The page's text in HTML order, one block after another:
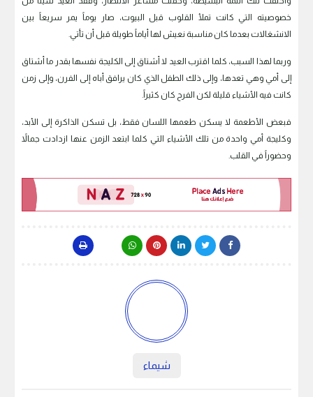
خصوصيته التي كانت تملأ القلوب قبل البيوت، صار يوماً يمر سريعاً بين
الانشغالات بعدما كان مناسبة نعيش لها أياماً طويلة قبل أن تأتي.
وربما لهذا السبب، كلما اقترب العيد لا أشتاق إلى الكليجة نفسها بقدر ما أشتاق
إلى أمي وهي تعدها، وإلى ذلك الطفل الذي كان يرافق أباه إلى الفرن، وإلى زمن
كانت فيه الأشياء قليلة لكن الفرح كان كثيراً.
فبعض الأطعمة لا يسكن طعمها اللسان فقط، بل تسكن الذاكرة إلى الأبد،
وكليجة أمي واحدة من تلك الأشياء التي كلما ابتعد الزمن عنها ازدادت جمالاً
وحضوراً في القلب.
شيماء